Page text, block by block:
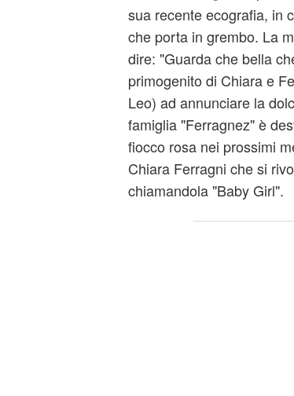
sua recente ecografia, in
che porta in grembo. La
dire: "Guarda che bella
primogenito di Chiara e
Leo) ad annunciare la
famiglia "Ferragnez" è
fiocco rosa nei prossimi
Chiara Ferragni che si
chiamandola "Baby Girl".